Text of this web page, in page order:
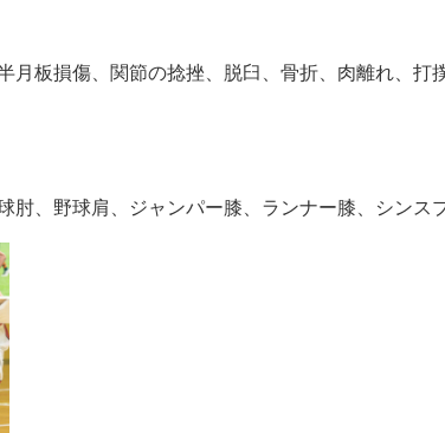
月板損傷、関節の捻挫、脱臼、骨折、肉離れ、打
肘、野球肩、ジャンパー膝、ランナー膝、シンス